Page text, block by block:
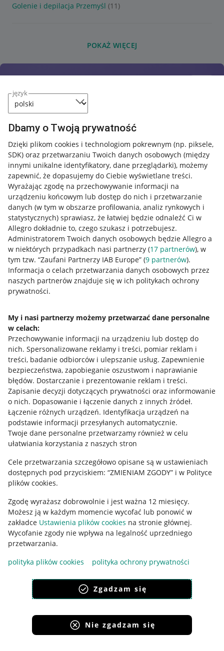
język
Dbamy o Twoją prywatność
Dzięki plikom cookies i technologiom pokrewnym (np. piksele,
SDK) oraz przetwarzaniu Twoich danych osobowych (między
innymi unikalne identyfikatory, dane przeglądarki), możemy
zapewnić, że dopasujemy do Ciebie wyświetlane treści.
Wyrażając zgodę na przechowywanie informacji na
urządzeniu końcowym lub dostęp do nich i przetwarzanie
danych (w tym w obszarze profilowania, analiz rynkowych i
statystycznych) sprawiasz, że łatwiej będzie odnaleźć Ci w
Allegro dokładnie to, czego szukasz i potrzebujesz.
Administratorem Twoich danych osobowych będzie Allegro a
w niektórych przypadkach nasi partnerzy (17 partnerów), w
tym tzw. “Zaufani Partnerzy IAB Europe” (9 partnerów).
Informacja o celach przetwarzania danych osobowych przez
naszych partnerów znajduje się w ich politykach ochrony
prywatności.
My i nasi partnerzy możemy przetwarzać dane personalne
w celach:
Przechowywanie informacji na urządzeniu lub dostęp do
nich. Spersonalizowane reklamy i treści, pomiar reklam i
treści, badanie odbiorców i ulepszanie usług. Zapewnienie
bezpieczeństwa, zapobieganie oszustwom i naprawianie
błędów. Dostarczanie i prezentowanie reklam i treści.
Zapisanie decyzji dotyczących prywatności oraz informowanie
o nich. Dopasowanie i łączenie danych z innych źródeł.
Łączenie różnych urządzeń. Identyfikacja urządzeń na
podstawie informacji przesyłanych automatycznie.
Twoje dane personalne przetwarzamy również w celu
ułatwiania korzystania z naszych stron
Cele przetwarzania szczegółowo opisane są w ustawieniach
dostępnych pod przyciskiem: “ZMIENIAM ZGODY” i w Polityce
plików cookies.
Zgodę wyrażasz dobrowolnie i jest ważna 12 miesięcy.
Możesz ją w każdym momencie wycofać lub ponowić w
zakładce Ustawienia plików cookies na stronie głównej.
Wycofanie zgody nie wpływa na legalność uprzedniego
przetwarzania.
polityka plików cookies
polityka ochrony prywatności
Zgadzam się
Nie zgadzam się
Golenie i depilacja Przemyśl (11)
POKAŻ WIĘCEJ
Przydatne informacje
Jak to działa
Allegro Gadane dla sprzedających
Allegro Gadane dla kupujących
Mapa miejscowości
Informacje prawne
Regulamin
Polityka plików "cookies"
Ustawienia plików "cookies"
Udostępnianie lokalizacji
Informacje dla Aktu o Usługach Cyfrowych
Pobierz aplikację
Korzystanie z serwisu oznacza akceptacjęregulaminu